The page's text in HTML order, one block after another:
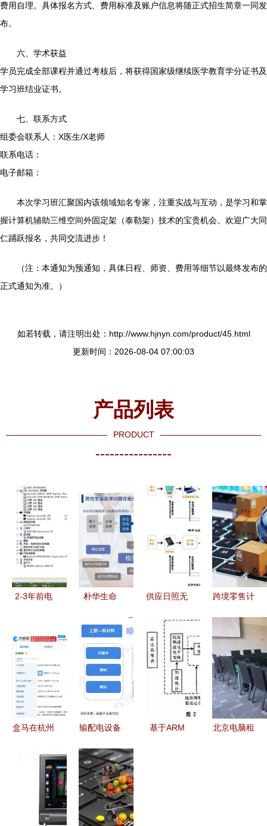
费用自理。具体报名方式、费用标准及账户信息将随正式招生简章一同发
布。
六、学术获益
学员完成全部课程并通过考核后，将获得国家级继续医学教育学分证书及
学习班结业证书。
七、联系方式
组委会联系人：X医生/X老师
联系电话：
电子邮箱：
本次学习班汇聚国内该领域知名专家，注重实战与互动，是学习和掌
握计算机辅助三维空间外固定架（泰勒架）技术的宝贵机会。欢迎广大同
仁踊跃报名，共同交流进步！
（注：本通知为预通知，具体日程、师资、费用等细节以最终发布的
正式通知为准。）
如若转载，请注明出处：http://www.hjnyn.com/product/45.html
更新时间：2026-08-04 07:00:03
产品列表
PRODUCT
----------------
2-3年前电
级与换新
朴华生命
为基石，构
建男性生殖
健康智慧诊
疗新生态
供应日照无
计算机软硬
件及辅助设
备的零售新
选择
跨境零售计
及辅助设备
商品标签标
识规范解析
盒马在杭州
技术公司，
注册资本
1000万聚
焦软硬件零
输配电设备
全景梳理及
区域热力地
图 兼论计
算机软硬件
基于ARM
北京电脑租